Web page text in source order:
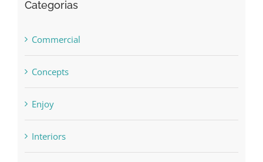
Categorias
Commercial
Concepts
Enjoy
Interiors